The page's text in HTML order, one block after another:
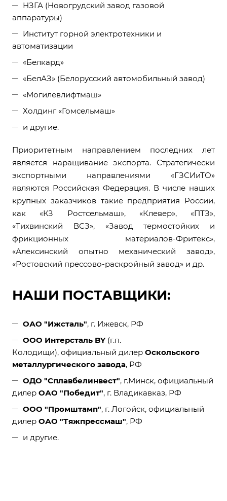
НЗГА (Новогрудский завод газовой
аппаратуры)
Институт горной электротехники и
автоматизации
«Белкард»
«БелАЗ» (Белорусский автомобильный завод)
«Могилевлифтмаш»
Холдинг «Гомсельмаш»
и другие.
Приоритетным направлением последних лет
является наращивание экспорта. Стратегически
экспортными направлениями «ГЗСИиТО»
являются Российская Федерация. В числе наших
крупных заказчиков такие предприятия России,
как «КЗ Ростсельмаш», «Клевер», «ПТЗ»,
«Тихвинский ВСЗ», «Завод термостойких и
фрикционных материалов-Фритекс»,
«Алексинский опытно механический завод»,
«Ростовский прессово-раскройный завод» и др.
НАШИ ПОСТАВЩИКИ:
ОАО "Ижсталь", г. Ижевск, РФ
ООО Интерсталь BY(г.п.
Колодищи), официальный дилер Оскольского
металлургического завода, РФ
ОДО "Сплавбелинвест", г.Минск, официальный
дилер ОАО "Победит", г. Владикавказ, РФ
ООО "Промштамп", г. Логойск, официальный
дилер ОАО "Тяжпрессмаш", РФ
и другие.